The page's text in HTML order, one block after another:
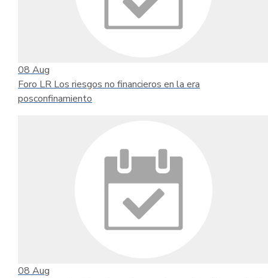
08 Aug
Foro LR Los riesgos no financieros en la era
posconfinamiento
08 Aug